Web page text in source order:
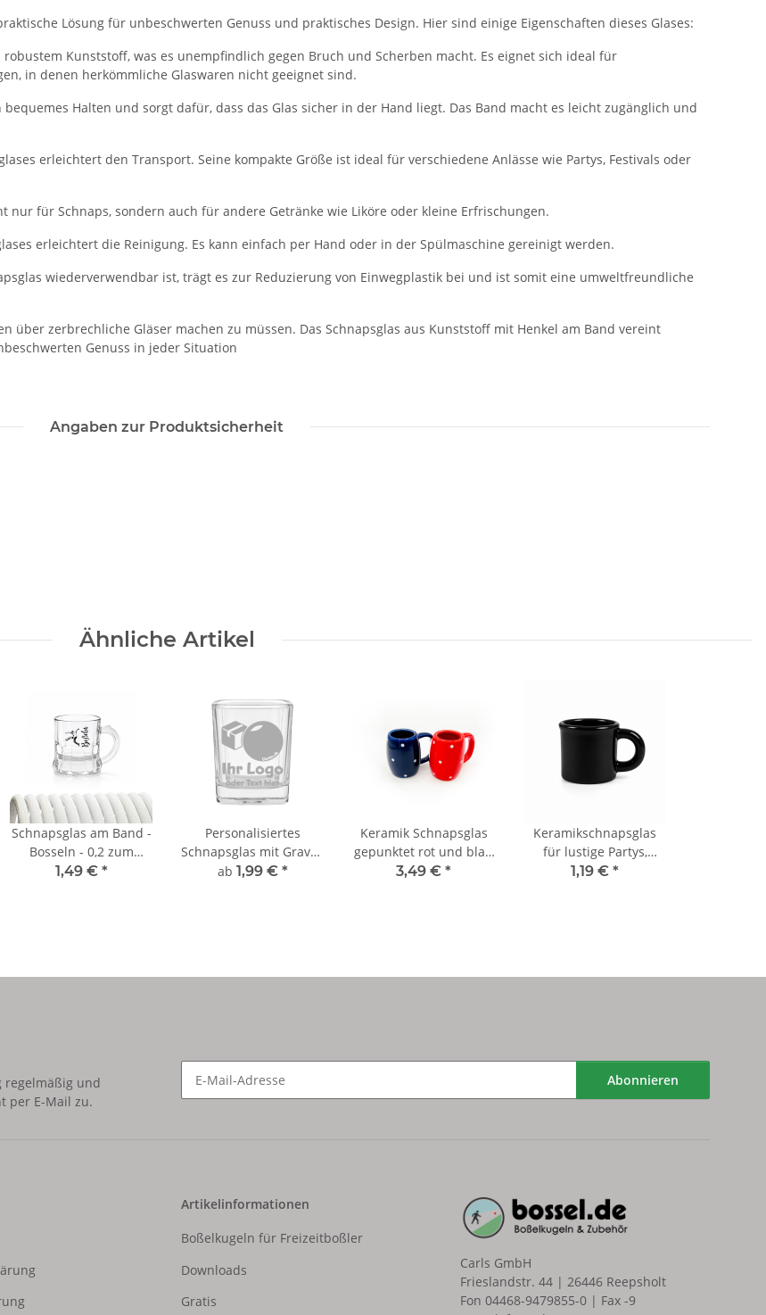
Lösung für unbeschwerten Genuss und praktisches Design. Hier sind einige Eigenschaften dieses Glases:
robustem Kunststoff, was es unempfindlich gegen Bruch und Scherben macht. Es eignet sich ideal für
in denen herkömmliche Glaswaren nicht geeignet sind.
Halten und sorgt dafür, dass das Glas sicher in der Hand liegt. Das Band macht es leicht zugänglich und
erleichtert den Transport. Seine kompakte Größe ist ideal für verschiedene Anlässe wie Partys, Festivals oder
nur für Schnaps, sondern auch für andere Getränke wie Liköre oder kleine Erfrischungen.
erleichtert die Reinigung. Es kann einfach per Hand oder in der Spülmaschine gereinigt werden.
wiederverwendbar ist, trägt es zur Reduzierung von Einwegplastik bei und ist somit eine umweltfreundliche
über zerbrechliche Gläser machen zu müssen. Das Schnapsglas aus Kunststoff mit Henkel am Band vereint
Genuss in jeder Situation
Angaben zur Produktsicherheit
Ähnliche Artikel
Schnapsglas am Band -
Bosseln - 0,2 zum
Umhängen
1,49 € *
Personalisiertes
Schnapsglas mit Gravur
– Shotglas individuell
ab 1,99 € *
Keramik Schnapsglas
gepunktet rot und blau
/ 2 Stück - weiße
3,49 € *
Keramikschnapsglas
für lustige Partys,
schwarz 2cl
1,19 € *
regelmäßig und
per E-Mail zu.
Abonnieren
Artikelinformationen
Boßelkugeln für Freizeitboßler
Downloads
Gratis
Carls GmbH
Frieslandstr. 44 | 26446 Reepsholt
Fon 04468-9479855-0 | Fax -9